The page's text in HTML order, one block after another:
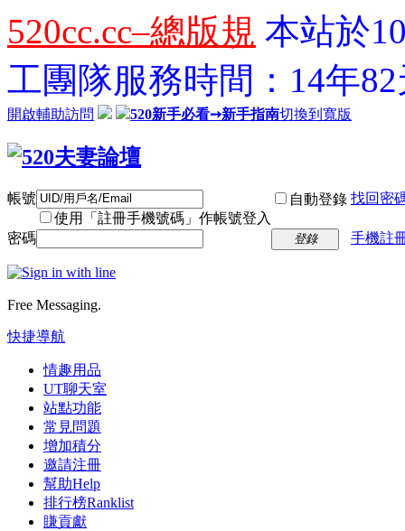
520cc.cc–總版規 本站於
工團隊服務時間：14年
開啟輔助訪問 520新手必看➙新手指南切換到寬版
帳號
使用「註冊手機號碼」作帳號登入
自動登錄 找回密
密碼 登錄 手機註
Free Messaging.
快捷導航
情趣用品
UT聊天室
站點功能
常見問題
增加積分
邀請注冊
幫助Help
排行榜Ranklist
賺貢獻